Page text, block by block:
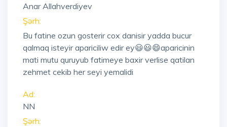
Anar Allahverdiyev
Şərh:
Bu fatine ozun gosterir cox danisir yadda bucur
qalmaq isteyir apariciliw edir ey😃😃😄aparicinin
mati mutu quruyub fatimeye baxir verlise qatilan
zehmet cekib her seyi yemalidi
Ad:
NN
Şərh: